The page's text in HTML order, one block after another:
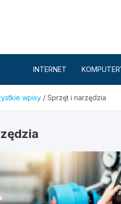
INTERNET
wpisy Sprzęt i narzędzia